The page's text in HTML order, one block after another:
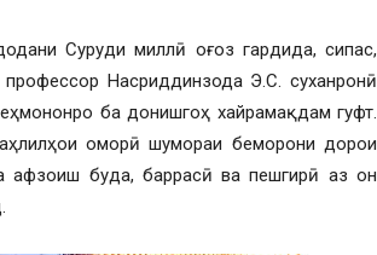
Суруди миллӣ оғоз гардида, сипас,
Насриддинзода Э.С. суханронӣ
ба донишгоҳ хайрамақдам гуфт.
оморӣ шумораи беморони дорои
афзоиш буда, баррасӣ ва пешгирӣ аз он